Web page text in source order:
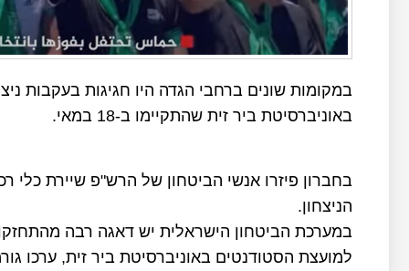
במקומות שונים ברחבי הגדה היו חגיגות בעקבות
באוניברסיטת ביר זית שהתקיימו ב-18 במאי.
בחברון פיזרו אנשי הביטחון של הרש"פ שיירת כלי
הניצחון.
במערכת הביטחון הישראלית יש דאגה רבה
למועצת הסטודנטים באוניברסיטת ביר זית, ערכו